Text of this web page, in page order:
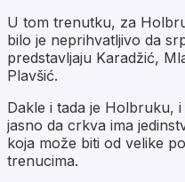
U tom trenutku, za
bilo je neprihvatljivo da
predstavljaju Karadžić,
Plavšić.
Dakle i tada je Holbruku,
jasno da crkva ima
koja može biti od velike
trenucima.